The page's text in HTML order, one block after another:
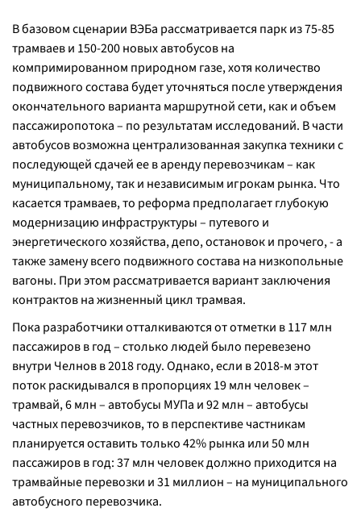
В базовом сценарии ВЭБа рассматривается парк из 75-85
трамваев и 150-200 новых автобусов на
компримированном природном газе, хотя количество
подвижного состава будет уточняться после утверждения
окончательного варианта маршрутной сети, как и объем
пассажиропотока – по результатам исследований. В части
автобусов возможна централизованная закупка техники с
последующей сдачей ее в аренду перевозчикам – как
муниципальному, так и независимым игрокам рынка. Что
касается трамваев, то реформа предполагает глубокую
модернизацию инфраструктуры – путевого и
энергетического хозяйства, депо, остановок и прочего, - а
также замену всего подвижного состава на низкопольные
вагоны. При этом рассматривается вариант заключения
контрактов на жизненный цикл трамвая.
Пока разработчики отталкиваются от отметки в 117 млн
пассажиров в год – столько людей было перевезено
внутри Челнов в 2018 году. Однако, если в 2018-м этот
поток раскидывался в пропорциях 19 млн человек –
трамвай, 6 млн – автобусы МУПа и 92 млн – автобусы
частных перевозчиков, то в перспективе частникам
планируется оставить только 42% рынка или 50 млн
пассажиров в год: 37 млн человек должно приходится на
трамвайные перевозки и 31 миллион – на муниципального
автобусного перевозчика.